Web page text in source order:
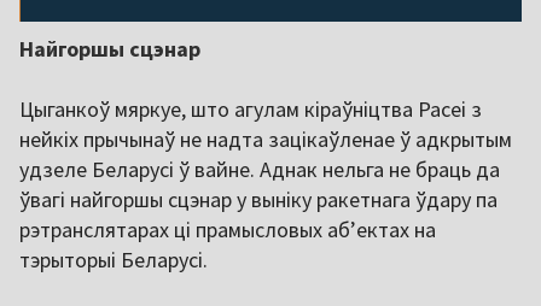
Найгоршы сцэнар
Цыганкоў мяркуе, што агулам кіраўніцтва Расеі з
нейкіх прычынаў не надта зацікаўленае ў адкрытым
удзеле Беларусі ў вайне. Аднак нельга не браць да
ўвагі найгоршы сцэнар у выніку ракетнага ўдару па
рэтранслятарах ці прамысловых аб’ектах на
тэрыторыі Беларусі.